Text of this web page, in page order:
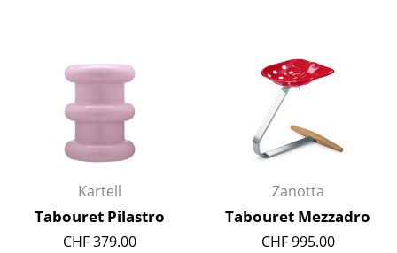
Pièces détachées
... voir tous les rangements
Luminaires
Suspensions & Plafonniers
Lampes de table
Kartell
Tabouret Pilastro
CHF 379.00
Zanotta
Tabouret Mezzadro
CHF 995.00